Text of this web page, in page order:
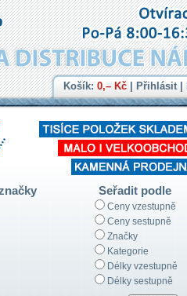
Košík: 0,– Kč Přihlásit|
Seřadit podle
Ceny vzestupně
Ceny sestupně
Značky
Kategorie
Délky vzestupně
Délky sestupně